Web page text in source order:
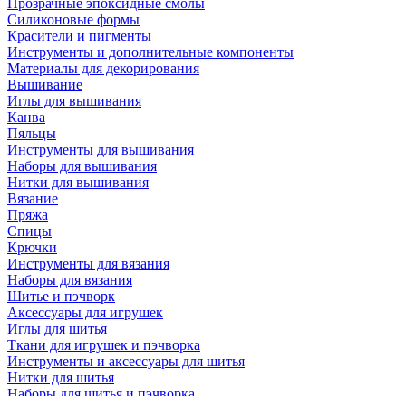
Прозрачные эпоксидные смолы
Силиконовые формы
Красители и пигменты
Инструменты и дополнительные компоненты
Материалы для декорирования
Вышивание
Иглы для вышивания
Канва
Пяльцы
Инструменты для вышивания
Наборы для вышивания
Нитки для вышивания
Вязание
Пряжа
Спицы
Крючки
Инструменты для вязания
Наборы для вязания
Шитье и пэчворк
Аксессуары для игрушек
Иглы для шитья
Ткани для игрушек и пэчворка
Инструменты и аксессуары для шитья
Нитки для шитья